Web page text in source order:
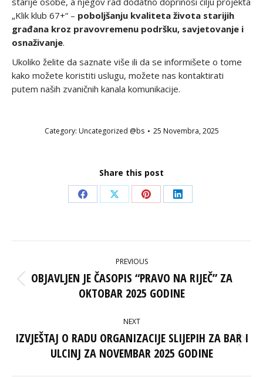
„Klik klub 67+“ – poboljšanju kvaliteta života starijih
građana kroz pravovremenu podršku, savjetovanje i
osnaživanje.
Ukoliko želite da saznate više ili da se informišete o tome
kako možete koristiti uslugu, možete nas kontaktirati
putem naših zvaničnih kanala komunikacije.
Category: Uncategorized @bs 25 Novembra, 2025
Share this post
Share
Facebook
Share
X
Share
Pinterest
Share
LinkedIn
NAVIGATION
PREVIOUS
Previous
post:
OBJAVLJEN JE ČASOPIS “PRAVO NA RIJEČ” ZA
OKTOBAR 2025 GODINE
NEXT
Next
post:
IZVJEŠTAJ O RADU ORGANIZACIJE SLIJEPIH ZA BAR I
ULCINJ ZA NOVEMBAR 2025 GODINE